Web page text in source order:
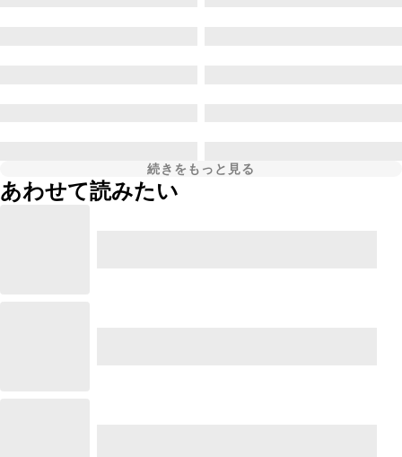
続きをもっと見る
あわせて読みたい